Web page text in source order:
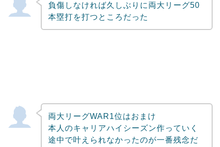
負傷しなければ久しぶりに両大リーグ50
本塁打を打つところだった
両大リーグWAR1位はおまけ
本人のキャリアハイシーズン作っていく
途中で叶えられなかったのが一番残念だ